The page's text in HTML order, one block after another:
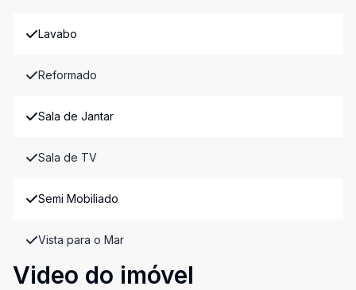
Lavabo
Reformado
Sala de Jantar
Sala de TV
Semi Mobiliado
Vista para o Mar
Video do imóvel